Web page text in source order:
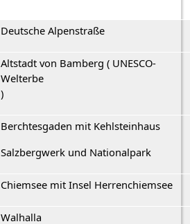
Deutsche Alpenstraße
Altstadt von Bamberg ( UNESCO-
Welterbe
Berchtesgaden mit Kehlsteinhaus
Salzbergwerk und Nationalpark
Chiemsee mit Insel Herrenchiemsee
Walhalla